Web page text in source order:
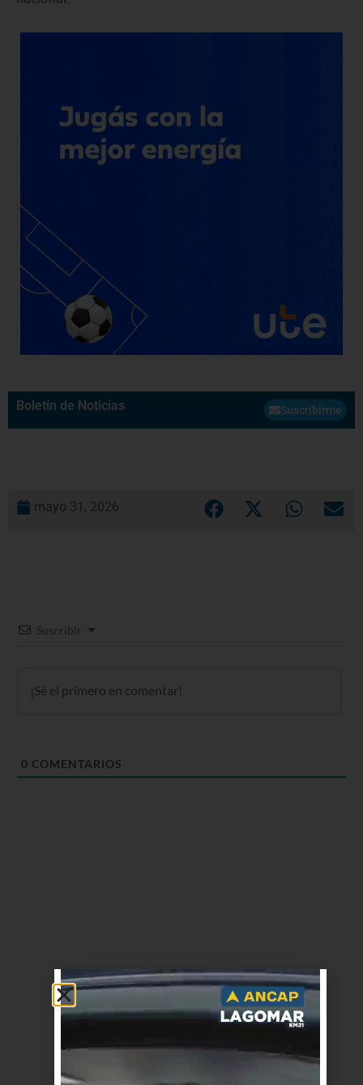
Boletín de Noticias Suscribirme
mayo 31, 2026
Suscribir
0 COMENTARIOS